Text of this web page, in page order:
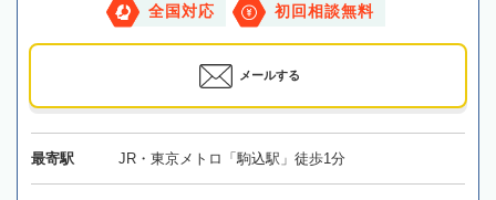
全国対応 初回相談無料
メールする
最寄駅 JR・東京メトロ「駒込駅」徒歩1分